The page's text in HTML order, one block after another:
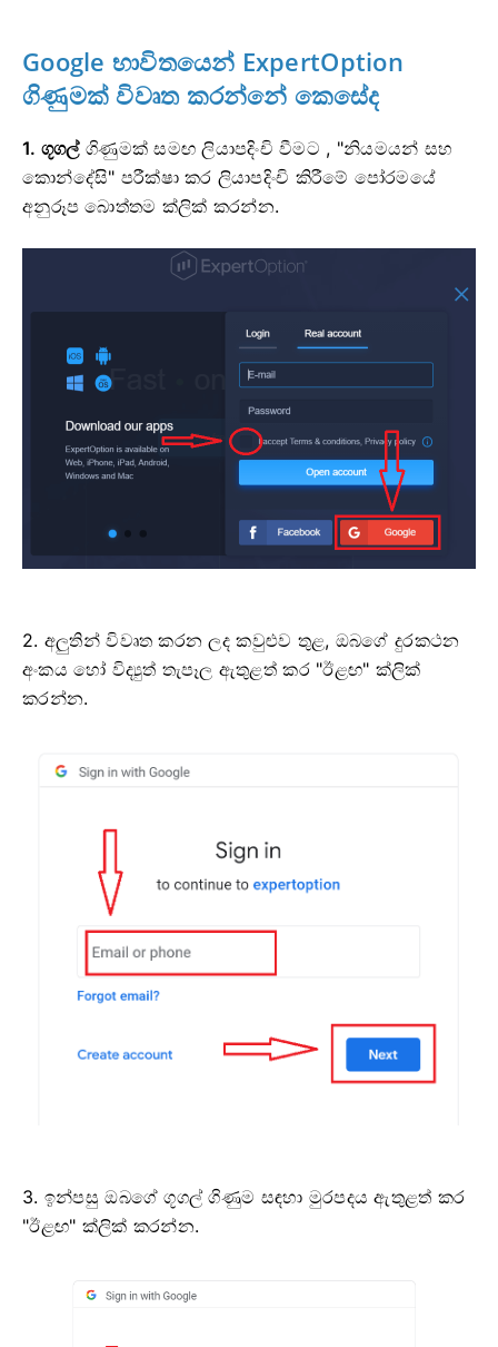
Google භාවිතයෙන් ExpertOption
ගිණුමක් විවෘත කරන්නේ කෙසේද
1. ගූගල්ගිණුමක් සමඟ ලියාපදිංචි වීමට , "නියමයන් සහ
කොන්දේසි" පරීක්ෂා කර ලියාපදිංචි කිරීමේ පෝරමයේ
අනුරූප බොත්තම ක්ලික් කරන්න.
2. අලුතින් විවෘත කරන ලද කවුළුව තුළ, ඔබගේ දුරකථන
අංකය හෝ විද්‍යුත් තැපෑල ඇතුළත් කර "ඊළඟ" ක්ලික්
කරන්න.
3. ඉන්පසු ඔබගේ ගූගල් ගිණුම සඳහා මුරපදය ඇතුළත් කර
"ඊළඟ" ක්ලික් කරන්න.